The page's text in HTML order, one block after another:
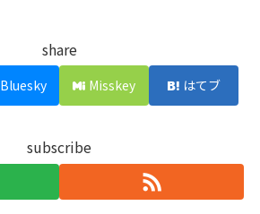
share
Bluesky Misskey はてブ
subscribe